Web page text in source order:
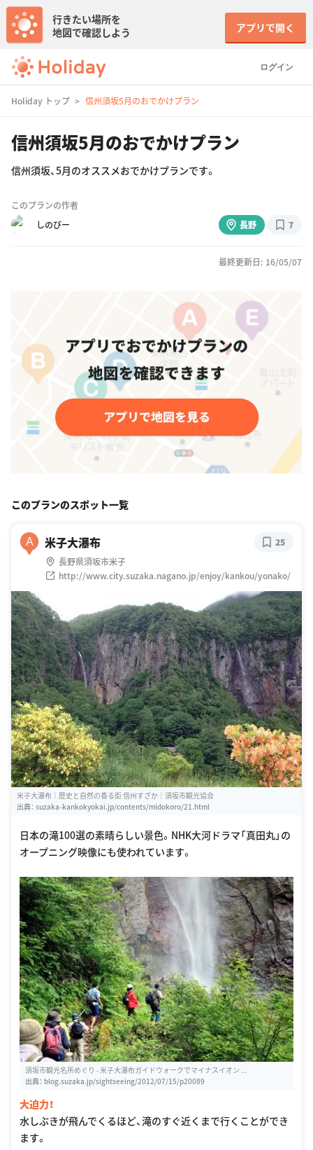
ログイン
行きたい場所を
地図で確認しよう
アプリで開く
Holiday トップ 信州須坂5月のおでかけプラン
信州須坂5月のおでかけプラン
信州須坂、5月のオススメおでかけプランです。
このプランの作者
しのびー
長野 7
最終更新日: 16/05/07
このプランのスポット一覧
A 米子大瀑布
長野県須坂市米子
http://www.city.suzaka.nagano.jp/enjoy/kankou/yonako/
25
米子大瀑布｜歴史と自然の香る街 信州すざか｜須坂市観光協会
出典： suzaka-kankokyokai.jp/contents/midokoro/21.html
日本の滝100選の素晴らしい景色。NHK大河ドラマ「真田丸」の
オープニング映像にも使われています。
須坂市観光名所めぐり - 米子大瀑布ガイドウォークでマイナスイオン ...
出典： blog.suzaka.jp/sightseeing/2012/07/15/p20089
大迫力！
水しぶきが飛んでくるほど、滝のすぐ近くまで行くことができ
ます。